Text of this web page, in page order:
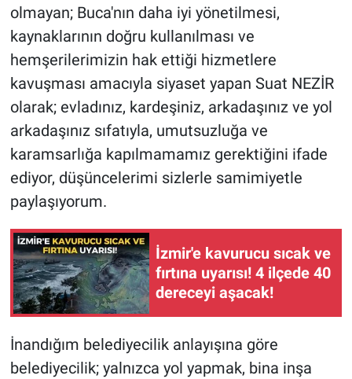
olmayan; Buca'nın daha iyi yönetilmesi,
kaynaklarının doğru kullanılması ve
hemşerilerimizin hak ettiği hizmetlere
kavuşması amacıyla siyaset yapan Suat NEZİR
olarak; evladınız, kardeşiniz, arkadaşınız ve yol
arkadaşınız sıfatıyla, umutsuzluğa ve
karamsarlığa kapılmamamız gerektiğini ifade
ediyor, düşüncelerimi sizlerle samimiyetle
paylaşıyorum.
İzmir'e kavurucu sıcak ve
fırtına uyarısı! 4 ilçede 40
dereceyi aşacak!
İnandığım belediyecilik anlayışına göre
belediyecilik; yalnızca yol yapmak, bina inşa